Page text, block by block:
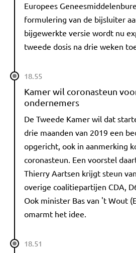
Europees
formulering van de bijsluiter
bijgewerkte versie wordt nu
tweede dosis na drie weken
18.55
Kamer wil coronasteun
ondernemers
De Tweede Kamer wil dat
drie maanden van 2019 een
opgericht, ook in aanmerking
coronasteun. Een voorstel
Thierry Aartsen krijgt steun
overige coalitiepartijen CDA,
Ook minister Bas van 't Wout
omarmt het idee.
18.51